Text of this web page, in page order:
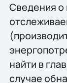
Сведения о
найти в
случае